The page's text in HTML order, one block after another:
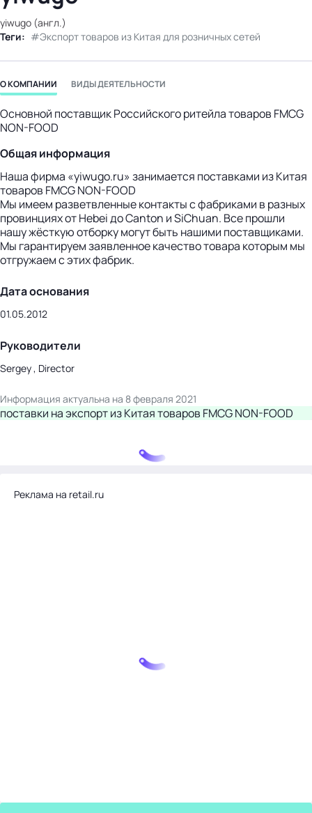
бизнес-центр
yiwugo (англ.)
Теги:
Экспорт товаров из Китая для розничных сетей
О КОМПАНИИ ВИДЫ ДЕЯТЕЛЬНОСТИ
Основной поставщик Российского ритейла товаров FMCG
NON-FOOD
Общая информация
Наша фирма «yiwugo.ru» занимается поставками из Китая
товаров FMCG NON-FOOD
Мы имеем разветвленные контакты с фабриками в разных
провинциях от Hebei до Canton и SiChuan. Все прошли
нашу жёсткую отборку могут быть нашими поставщиками.
Мы гарантируем заявленное качество товара которым мы
отгружаем с этих фабрик.
Дата основания
01.05.2012
Руководители
Sergey , Director
Информация актуальна на 8 февраля 2021
поставки на экспорт из Китая товаров FMCG NON-FOOD
Реклама на retail.ru